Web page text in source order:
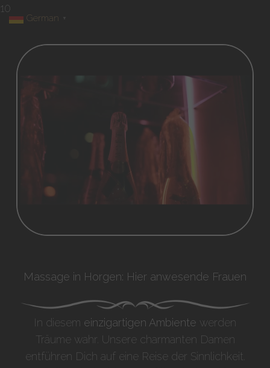
10
Massage in Horgen: Hier anwesende Frauen
In diesem einzigartigen Ambiente werden
Träume wahr. Unsere charmanten Damen
entführen Dich auf eine Reise der Sinnlichkeit.
German